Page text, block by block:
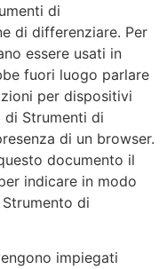
di
di differenziare. Per
essere usati in
fuori luogo parlare
per dispositivi
Strumenti di
di un browser.
documento il
indicare in modo
di
impiegati